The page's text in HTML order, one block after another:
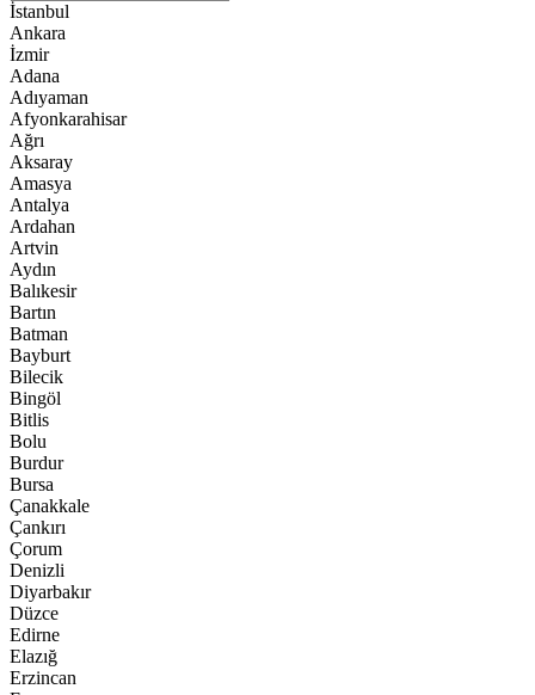
İstanbul
Ankara
İzmir
Adana
Adıyaman
Afyonkarahisar
Ağrı
Aksaray
Amasya
Antalya
Ardahan
Artvin
Aydın
Balıkesir
Bartın
Batman
Bayburt
Bilecik
Bingöl
Bitlis
Bolu
Burdur
Bursa
Çanakkale
Çankırı
Çorum
Denizli
Diyarbakır
Düzce
Edirne
Elazığ
Erzincan